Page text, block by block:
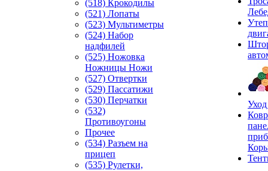
(518) Крокодилы
(521) Лопаты
(523) Мультиметры
(524) Набор
надфилей
(525) Ножовка
Ножницы Ножи
(527) Отвертки
(529) Пассатижи
(530) Перчатки
(532)
Противоугоны
Прочее
(534) Разъем на
прицеп
(535) Рулетки,
Уход